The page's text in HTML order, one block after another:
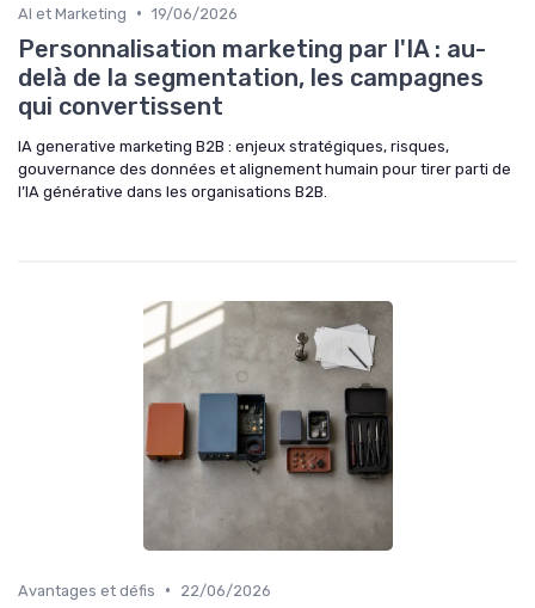
AI et Marketing • 19/06/2026
Personnalisation marketing par l'IA : au-
delà de la segmentation, les campagnes
qui convertissent
IA generative marketing B2B : enjeux stratégiques, risques,
gouvernance des données et alignement humain pour tirer parti de
l’IA générative dans les organisations B2B.
Avantages et défis • 22/06/2026